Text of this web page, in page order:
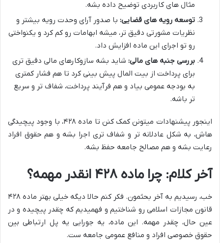
مثال های کاربردی توضیح داده بشه.
توسعه رویه های قضایی: با صدور آرای وحدت رویه بیشتر و
نظریات مشورتی دقیق تر، میشه ابهامات رو کم کرد و یکنواختی
رو تو اجرای این ماده افزایش داد.
بررسی جنبه های مالی: شاید بشه سازوکارهای مالی دقیق تری
برای پرداخت از بیت المال پیش بینی کرد تا هم فشار کمتری
به بودجه عمومی بیاد و هم فرآیند پرداخت، شفاف تر و سریع
تر باشه.
اینجور پیشنهادات میتونن کمک کنن تا ماده ۴۲۸، با وجود پیچیدگی
هاش، به شکل عادلانه تر و شفاف تری اجرا بشه و هم حقوق افراد
رعایت بشه و هم مصالح جامعه حفظ بشه.
آخر کلام: چرا ماده ۴۲۸ انقدر مهمه؟
خب، رسیدیم به آخر بحثمون. فکر کنم حالا دیگه خیلی بهتر ماده ۴۲۸
قانون مجازات اسلامی رو شناختیم و فهمیدیم که چقدر پیچیده و در
عین حال، چقدر مهمه. این ماده، یه جورایی یه پل ارتباطی بین
حقوق خصوصی افراد و منافع عمومی جامعه ست.